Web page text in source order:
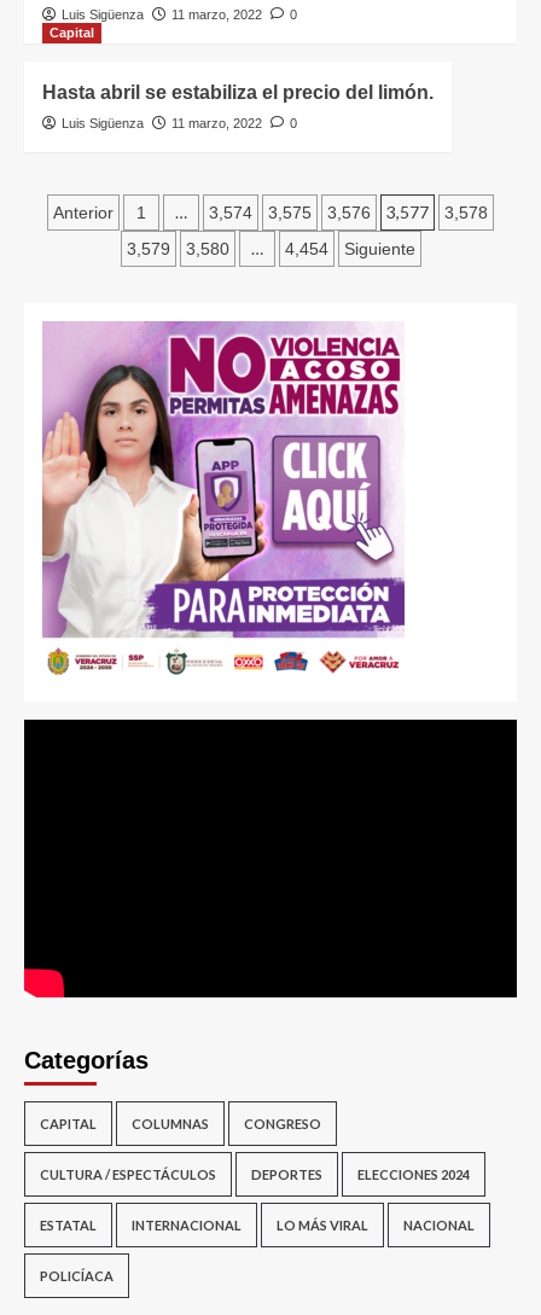
Luis Sigüenza 11 marzo, 2022
0
Capital
Hasta abril se estabiliza el precio del limón.
Luis Sigüenza 11 marzo, 2022 0
Anterior 1 … 3,574 3,575 3,576 3,577
3,578
3,579
3,580 … 4,454 Siguiente
Categorías
CAPITAL COLUMNAS CONGRESO
CULTURA / ESPECTÁCULOS DEPORTES ELECCIONES 2024
ESTATAL INTERNACIONAL LO MÁS VIRAL NACIONAL
POLICÍACA